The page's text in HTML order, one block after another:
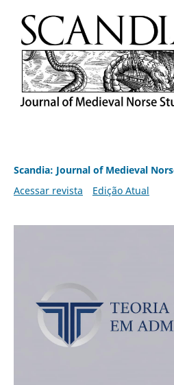
Scandia: Journal of Medieval
Acessar revista
Edição Atual